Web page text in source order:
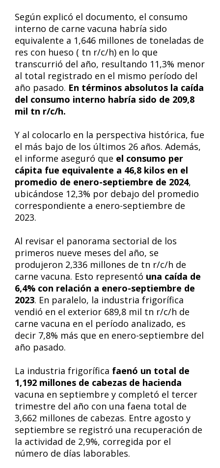
Según explicó el documento, el consumo
interno de carne vacuna habría sido
equivalente a 1,646 millones de toneladas de
res con hueso ( tn r/c/h) en lo que
transcurrió del año, resultando 11,3% menor
al total registrado en el mismo período del
año pasado. En términos absolutos la caída
del consumo interno habría sido de 209,8
mil tn r/c/h.
Y al colocarlo en la perspectiva histórica, fue
el más bajo de los últimos 26 años. Además,
el informe aseguró que el consumo per
cápita fue equivalente a 46,8 kilos en el
promedio de enero-septiembre de 2024,
ubicándose 12,3% por debajo del promedio
correspondiente a enero-septiembre de
2023.
Al revisar el panorama sectorial de los
primeros nueve meses del año, se
produjeron 2,336 millones de tn r/c/h de
carne vacuna. Esto representó una caída de
6,4% con relación a enero-septiembre de
2023. En paralelo, la industria frigorífica
vendió en el exterior 689,8 mil tn r/c/h de
carne vacuna en el período analizado, es
decir 7,8% más que en enero-septiembre del
año pasado.
La industria frigorífica faenó un total de
1,192 millones de cabezas de hacienda
vacuna en septiembre y completó el tercer
trimestre del año con una faena total de
3,662 millones de cabezas. Entre agosto y
septiembre se registró una recuperación de
la actividad de 2,9%, corregida por el
número de días laborables.